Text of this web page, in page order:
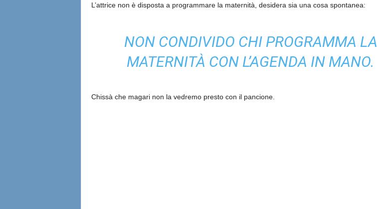
L’attrice non è disposta a programmare la maternità, desidera sia una cosa spontanea:
NON CONDIVIDO CHI PROGRAMMA LA
MATERNITÀ CON L’AGENDA IN MANO.
Chissà che magari non la vedremo presto con il pancione.